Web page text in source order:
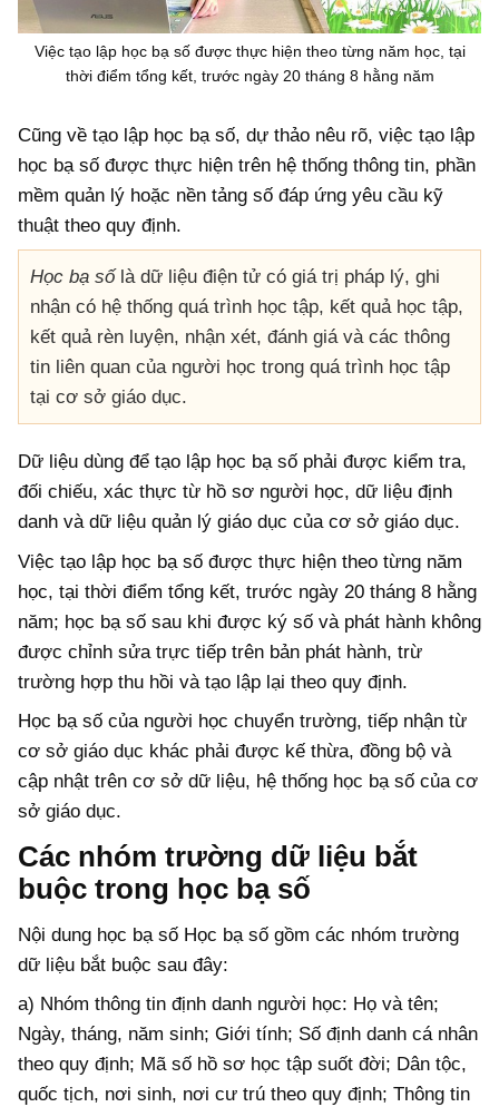
Việc tạo lập học bạ số được thực hiện theo từng năm học, tại
thời điểm tổng kết, trước ngày 20 tháng 8 hằng năm
Cũng về tạo lập học bạ số, dự thảo nêu rõ, việc tạo lập
học bạ số được thực hiện trên hệ thống thông tin, phần
mềm quản lý hoặc nền tảng số đáp ứng yêu cầu kỹ
thuật theo quy định.
Học bạ sốlà dữ liệu điện tử có giá trị pháp lý, ghi
nhận có hệ thống quá trình học tập, kết quả học tập,
kết quả rèn luyện, nhận xét, đánh giá và các thông
tin liên quan của người học trong quá trình học tập
tại cơ sở giáo dục.
Dữ liệu dùng để tạo lập học bạ số phải được kiểm tra,
đối chiếu, xác thực từ hồ sơ người học, dữ liệu định
danh và dữ liệu quản lý giáo dục của cơ sở giáo dục.
Việc tạo lập học bạ số được thực hiện theo từng năm
học, tại thời điểm tổng kết, trước ngày 20 tháng 8 hằng
năm; học bạ số sau khi được ký số và phát hành không
được chỉnh sửa trực tiếp trên bản phát hành, trừ
trường hợp thu hồi và tạo lập lại theo quy định.
Học bạ số của người học chuyển trường, tiếp nhận từ
cơ sở giáo dục khác phải được kế thừa, đồng bộ và
cập nhật trên cơ sở dữ liệu, hệ thống học bạ số của cơ
sở giáo dục.
Các nhóm trường dữ liệu bắt
buộc trong học bạ số
Nội dung học bạ số Học bạ số gồm các nhóm trường
dữ liệu bắt buộc sau đây:
a) Nhóm thông tin định danh người học: Họ và tên;
Ngày, tháng, năm sinh; Giới tính; Số định danh cá nhân
theo quy định; Mã số hồ sơ học tập suốt đời; Dân tộc,
quốc tịch, nơi sinh, nơi cư trú theo quy định; Thông tin